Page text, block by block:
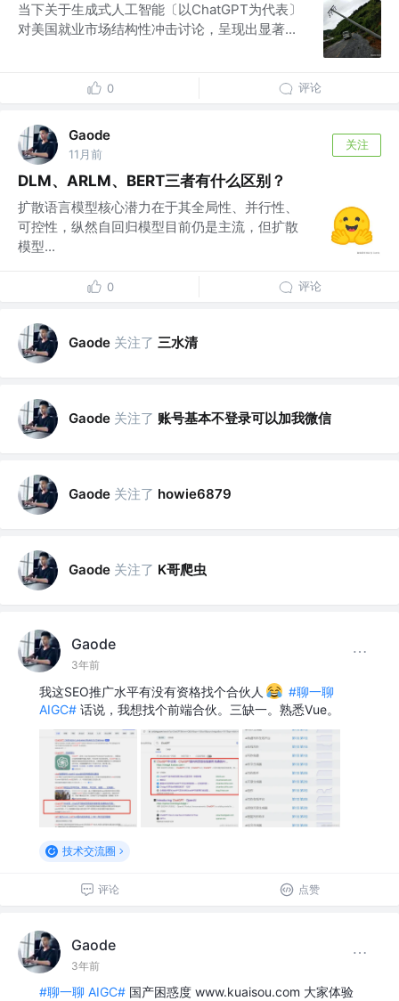
当下关于生成式人工智能〔以ChatGPT为代表〕
对美国就业市场结构性冲击讨论，呈现出显著...
0 评论
Gaode
11月前
关注
DLM、ARLM、BERT三者有什么区别？
扩散语言模型核心潜力在于其全局性、并行性、
可控性，纵然自回归模型目前仍是主流，但扩散
模型...
0 评论
Gaode 关注了 三水清
Gaode 关注了 账号基本不登录可以加我微信
Gaode 关注了 howie6879
Gaode 关注了 K哥爬虫
Gaode
3年前
我这SEO推广水平有没有资格找个合伙人
#聊一聊
AIGC# 话说，我想找个前端合伙。三缺一。熟悉Vue。
技术交流圈
评论 点赞
Gaode
3年前
#聊一聊 AIGC# 国产困惑度 www.kuaisou.com 大家体验